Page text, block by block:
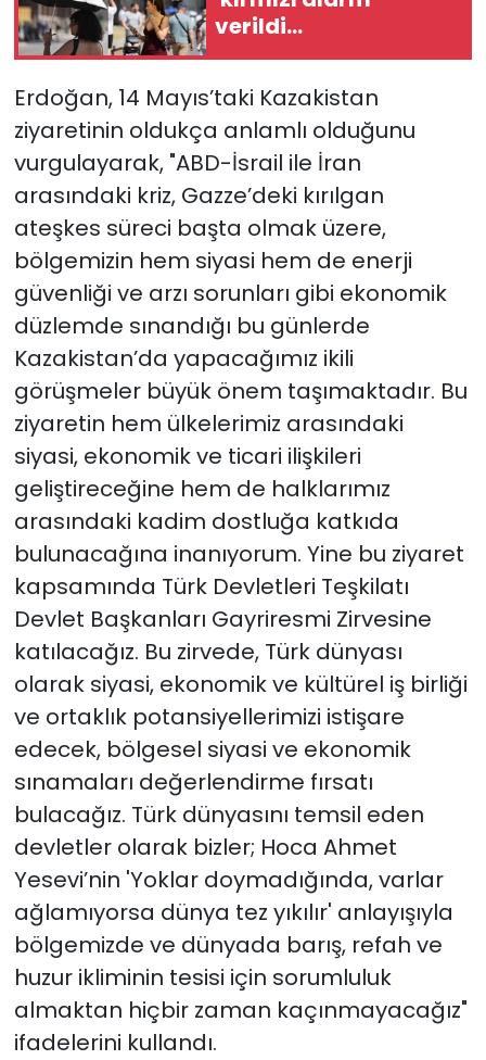
verildi...
Erdoğan, 14 Mayıs’taki Kazakistan
ziyaretinin oldukça anlamlı olduğunu
vurgulayarak, "ABD-İsrail ile İran
arasındaki kriz, Gazze’deki kırılgan
ateşkes süreci başta olmak üzere,
bölgemizin hem siyasi hem de enerji
güvenliği ve arzı sorunları gibi ekonomik
düzlemde sınandığı bu günlerde
Kazakistan’da yapacağımız ikili
görüşmeler büyük önem taşımaktadır. Bu
ziyaretin hem ülkelerimiz arasındaki
siyasi, ekonomik ve ticari ilişkileri
geliştireceğine hem de halklarımız
arasındaki kadim dostluğa katkıda
bulunacağına inanıyorum. Yine bu ziyaret
kapsamında Türk Devletleri Teşkilatı
Devlet Başkanları Gayriresmi Zirvesine
katılacağız. Bu zirvede, Türk dünyası
olarak siyasi, ekonomik ve kültürel iş birliği
ve ortaklık potansiyellerimizi istişare
edecek, bölgesel siyasi ve ekonomik
sınamaları değerlendirme fırsatı
bulacağız. Türk dünyasını temsil eden
devletler olarak bizler; Hoca Ahmet
Yesevi’nin 'Yoklar doymadığında, varlar
ağlamıyorsa dünya tez yıkılır' anlayışıyla
bölgemizde ve dünyada barış, refah ve
huzur ikliminin tesisi için sorumluluk
almaktan hiçbir zaman kaçınmayacağız"
ifadelerini kullandı.